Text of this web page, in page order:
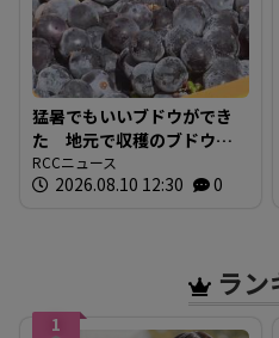
猛暑でもいいブドウができ
た 地元で収穫のブドウで
ワインの初仕込み 広島三
次ワイナリー
RCCニュース
2026.08.10 12:30 0
ラン
1